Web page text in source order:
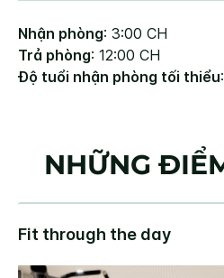
Nhận phòng: 3:00 CH
Trả phòng: 12:00 CH
Độ tuổi nhận phòng tối thiểu
NHỮNG